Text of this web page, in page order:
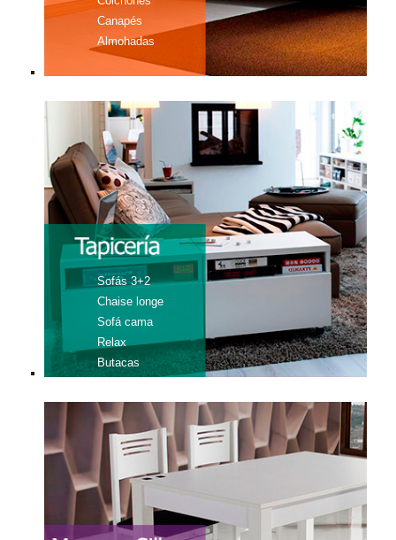
Canapés
Almohadas
Sofás 3+2
Chaise longe
Sofá cama
Relax
Butacas